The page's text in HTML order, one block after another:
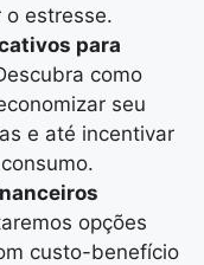
estresse.
para
como
seu
e até incentivar
opções
custo-benefício